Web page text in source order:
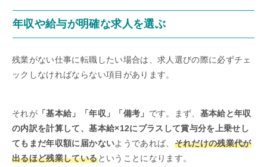
年収や給与が明確な求人を選ぶ
残業がない仕事に転職したい場合は、求人選びの際に必ずチェ
ックしなければならない項目があります。
それが 「基本給」「年収」「備考」 です。まず、 基本給と年収
の内訳を計算して、基本給×12にプラスして賞与分を上乗せし
てもまだ年収額に届かないようであれば、 それだけの残業代が
出るほど残業しているということになります。